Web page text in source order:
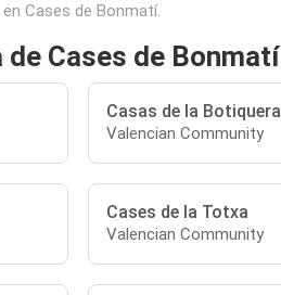
Cases de Bonmatí.
Cases de Bonmatí
Casas de la Botiquera
Valencian Community
Cases de la Totxa
Valencian Community